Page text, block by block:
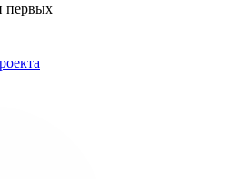
первых